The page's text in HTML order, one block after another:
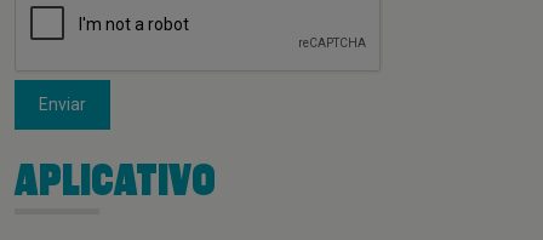
Enviar
APLICATIVO